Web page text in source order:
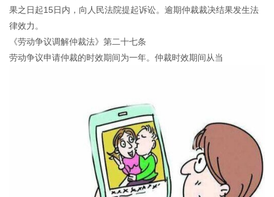
果之日起15日内，向人民法院提起诉讼。逾期仲裁裁决结果发生法
律效力。
《劳动争议调解仲裁法》第二十七条
劳动争议申请仲裁的时效期间为一年。仲裁时效期间从当